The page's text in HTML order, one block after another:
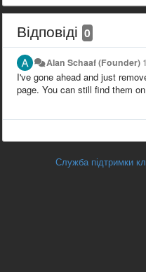
Відповіді 0
Alan Schaaf (Founder)
I've gone ahead and just
page. You can still find them
Служба підтримки